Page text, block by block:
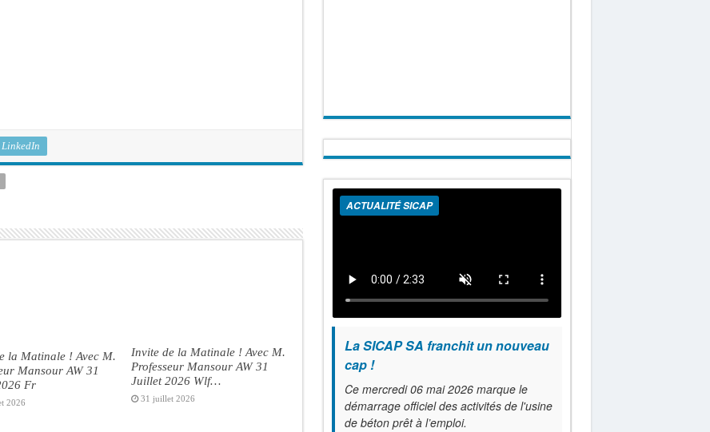
LinkedIn
la Matinale ! Avec M.
Mansour AW 31
Fr
2026
Invite de la Matinale ! Avec M.
Professeur Mansour AW 31
Juillet 2026 Wlf…
31 juillet 2026
ACTUALITÉ SICAP
La SICAP SA franchit un nouveau
cap !
Ce mercredi 06 mai 2026 marque le
démarrage officiel des activités de l'usine
de béton prêt à l’emploi.